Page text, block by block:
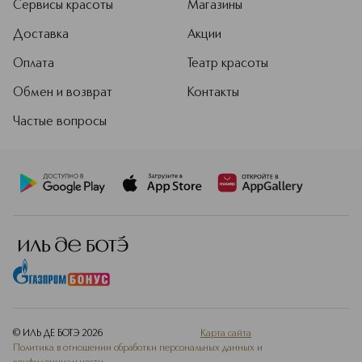
Сервисы красоты
Доставка
Оплата
Обмен и возврат
Частые вопросы
Магазины
Акции
Театр красоты
Контакты
© ИЛЬ ДЕ БОТЭ 2026
Карта сайта
Политика в отношении обработки персональных данных и